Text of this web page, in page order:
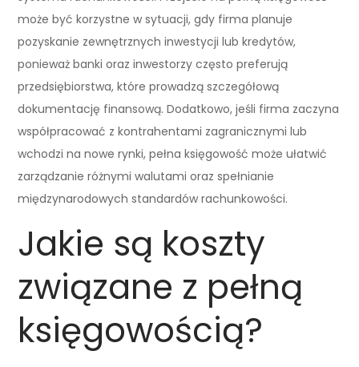
może być korzystne w sytuacji, gdy firma planuje
pozyskanie zewnętrznych inwestycji lub kredytów,
ponieważ banki oraz inwestorzy często preferują
przedsiębiorstwa, które prowadzą szczegółową
dokumentację finansową. Dodatkowo, jeśli firma zaczyna
współpracować z kontrahentami zagranicznymi lub
wchodzi na nowe rynki, pełna księgowość może ułatwić
zarządzanie różnymi walutami oraz spełnianie
międzynarodowych standardów rachunkowości.
Jakie są koszty
związane z pełną
księgowością?